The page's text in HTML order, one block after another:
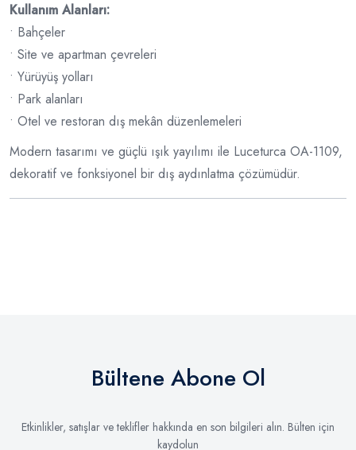
Kullanım Alanları:
• Bahçeler
• Site ve apartman çevreleri
• Yürüyüş yolları
• Park alanları
• Otel ve restoran dış mekân düzenlemeleri
Modern tasarımı ve güçlü ışık yayılımı ile Luceturca OA-1109,
dekoratif ve fonksiyonel bir dış aydınlatma çözümüdür.
Bültene Abone Ol
Etkinlikler, satışlar ve teklifler hakkında en son bilgileri alın. Bülten için
kaydolun